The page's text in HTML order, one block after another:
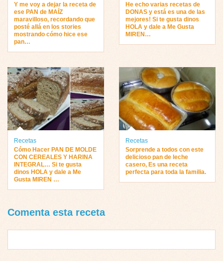
Y me voy a dejar la receta de
ese PAN de MAÍZ
maravilloso, recordando que
posté allá en los stories
mostrando cómo hice ese
pan…
He echo varias recetas de
DONAS y está es una de las
mejores! Si te gusta dinos
HOLA y dale a Me Gusta
MIREN…
Recetas
Cómo Hacer PAN DE MOLDE
CON CEREALES Y HARINA
INTEGRAL… Si te gusta
dinos HOLA y dale a Me
Gusta MIREN …
Recetas
Sorprende a todos con este
delicioso pan de leche
casero, Es una receta
perfecta para toda la familia.
Comenta esta receta